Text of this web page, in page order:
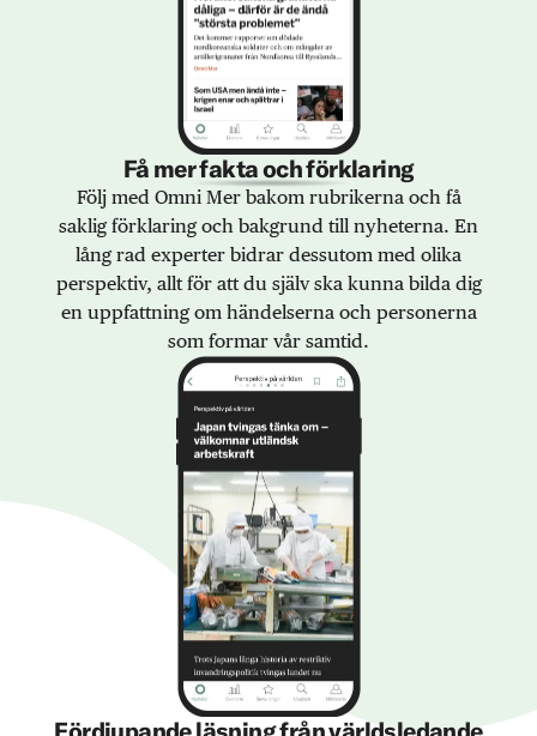
Få mer fakta och förklaring
Följ med Omni Mer bakom rubrikerna och få
saklig förklaring och bakgrund till nyheterna. En
lång rad experter bidrar dessutom med olika
perspektiv, allt för att du själv ska kunna bilda dig
en uppfattning om händelserna och personerna
som formar vår samtid.